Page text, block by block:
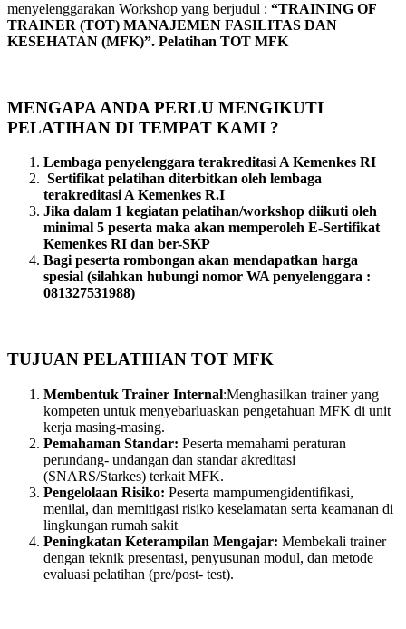
menyelenggarakan Workshop yang berjudul : “TRAINING OF
TRAINER (TOT) MANAJEMEN FASILITAS DAN
KESEHATAN (MFK)”. Pelatihan TOT MFK
MENGAPA ANDA PERLU MENGIKUTI
PELATIHAN DI TEMPAT KAMI ?
Lembaga penyelenggara terakreditasi A Kemenkes RI
Sertifikat pelatihan diterbitkan oleh lembaga
terakreditasi A Kemenkes R.I
Jika dalam 1 kegiatan pelatihan/workshop diikuti oleh
minimal 5 peserta maka akan memperoleh E-Sertifikat
Kemenkes RI dan ber-SKP
Bagi peserta rombongan akan mendapatkan harga
spesial (silahkan hubungi nomor WA penyelenggara :
081327531988)
TUJUAN PELATIHAN TOT MFK
Membentuk Trainer Internal:Menghasilkan trainer yang
kompeten untuk menyebarluaskan pengetahuan MFK di unit
kerja masing-masing.
Pemahaman Standar: Peserta memahami peraturan
perundang- undangan dan standar akreditasi
(SNARS/Starkes) terkait MFK.
Pengelolaan Risiko: Peserta mampumengidentifikasi,
menilai, dan memitigasi risiko keselamatan serta keamanan di
lingkungan rumah sakit
Peningkatan Keterampilan Mengajar: Membekali trainer
dengan teknik presentasi, penyusunan modul, dan metode
evaluasi pelatihan (pre/post- test).